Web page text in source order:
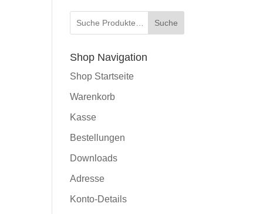
Suche
Shop Navigation
Shop Startseite
Warenkorb
Kasse
Bestellungen
Downloads
Adresse
Konto-Details